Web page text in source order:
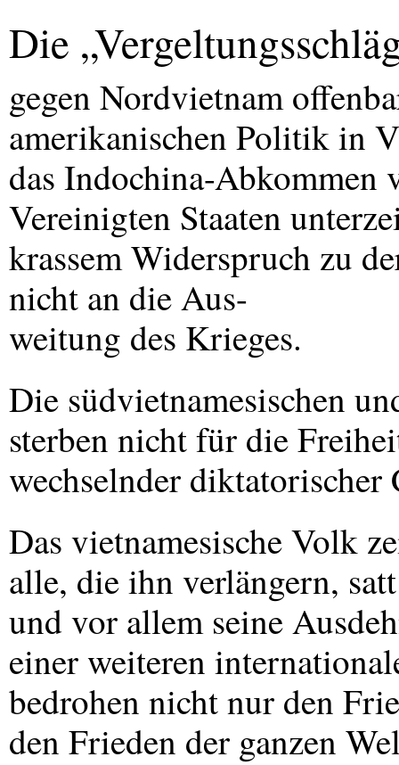
Die
gegen Nordvietnam
amerikanischen Politik in
das Indochina-Abkommen
Vereinigten Staaten
krassem Widerspruch zu
nicht an die Aus-
weitung des Krieges.
Die südvietnamesischen
sterben nicht für die
wechselnder
Das vietnamesische Volk
alle, die ihn verlängern,
und vor allem seine
einer weiteren
bedrohen nicht nur den
den Frieden der ganzen